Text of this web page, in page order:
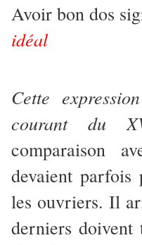
Avoir bon dos
idéal
Cette
courant du
comparaison
devaient parfois
les ouvriers. Il
derniers doivent